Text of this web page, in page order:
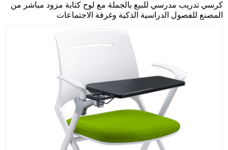
كرسي تدريب مدرسي للبيع بالجملة مع لوح كتابة مزود مباشر من
المصنع للفصول الدراسية الذكية وغرفة الاجتماعات